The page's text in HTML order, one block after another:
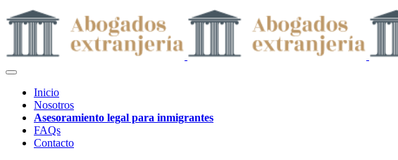
Inicio
Nosotros
Asesoramiento legal para inmigrantes
FAQs
Contacto